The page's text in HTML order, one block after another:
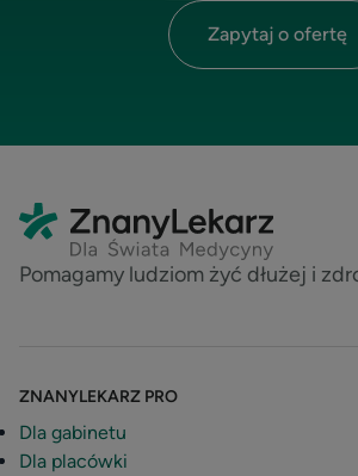
Zapytaj o ofertę
Pomagamy ludziom żyć dłużej i
ZNANYLEKARZ PRO
Dla gabinetu
Dla placówki